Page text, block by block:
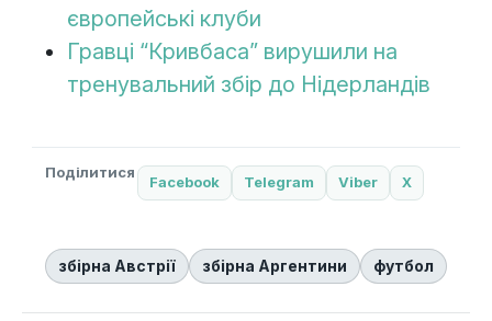
європейські клуби
Гравці “Кривбаса” вирушили на
тренувальний збір до Нідерландів
Поділитися
Facebook Telegram Viber X
збірна Австрії збірна Аргентини футбол